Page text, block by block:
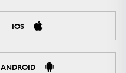
IOS
ANDROID